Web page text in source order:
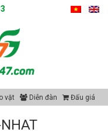
vặt Diễn đàn Đấu giá